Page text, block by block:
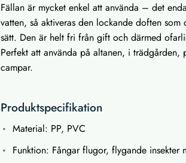
Fällan är mycket enkel att använda – det
vatten, så aktiveras den lockande doften
sätt. Den är helt fri från gift och därmed
Perfekt att använda på altanen, i
campar.
Produktspecifikation
Material: PP, PVC
Funktion: Fångar flugor, flygande insekter